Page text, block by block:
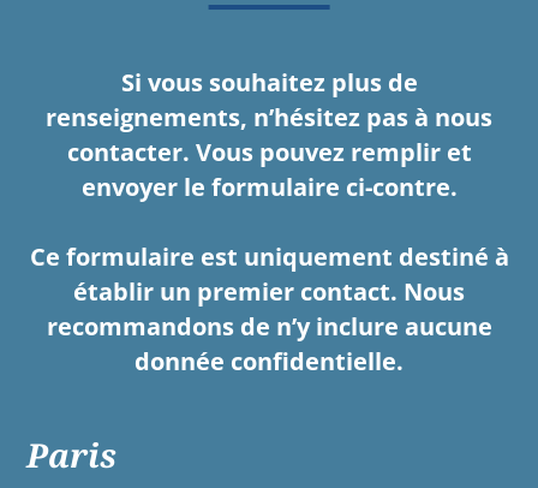
Si vous souhaitez plus de
renseignements, n’hésitez pas à nous
contacter. Vous pouvez remplir et
envoyer le formulaire ci-contre.
Ce formulaire est uniquement destiné à
établir un premier contact. Nous
recommandons de n’y inclure aucune
donnée confidentielle.
Paris